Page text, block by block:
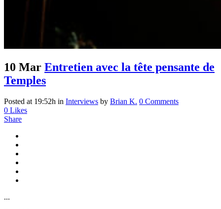
10 Mar Entretien avec la tête pensante de
Temples
Posted at 19:52h in Interviews by Brian K. 0 Comments
0 Likes
Share
...